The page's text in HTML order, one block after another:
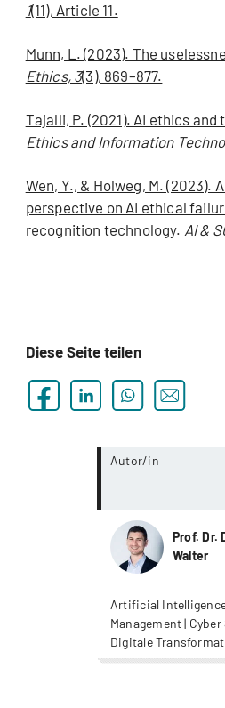
1(11), Article 11.
Munn, L. (2023). The
Ethics, 3(3), 869–877.
Tajalli, P. (2021). AI ethics
Ethics and Information
Wen, Y., & Holweg, M. (2023).
perspective on AI ethical
recognition technology. AI &
Diese Seite teilen
Autor/in
Prof. Dr.
Walter
Artificial
Management |
Digitale
Digitalisierung |